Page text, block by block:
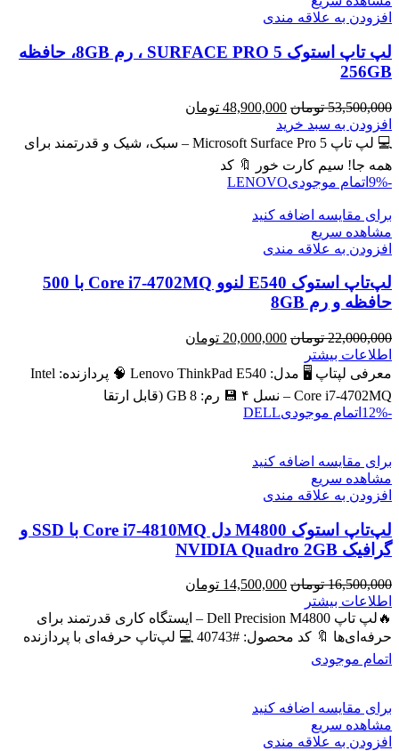
افزودن به علاقه مندی
لپ تاپ استوک SURFACE PRO 5 ، رم 8GB، حافظه
256GB
53,500,000 تومان قیمت
اصلی
53,500,000 تومان
48,900,000 تومان
48,900,000 تومان
افزودن به سبد خرید
💻 لپ تاپ Microsoft Surface Pro 5 – سبک، شیک و قدرتمند برای
همه جا! سیم کارت خور 🔖 کد
-9%
اتمام موجودیLENOVO
برای مقایسه اضافه کنید
مشاهده سریع
افزودن به علاقه مندی
لپ‌تاپ استوک E540 لنوو Core i7-4702MQ با 500
حافظه و رم 8GB
22,000,000 تومان قیمت
22,000,000 تومان
20,000,000 تومان
20,000,000 تومان
است.
اطلاعات بیشتر
معرفی لپتاپ 🖥️ مدل: Lenovo ThinkPad E540 🧠 پردازنده: Intel
Core i7‑4702MQ – نسل ۴ 💾 رم: 8 GB (قابل ارتقا
-12%
اتمام موجودیDELL
برای مقایسه اضافه کنید
مشاهده سریع
افزودن به علاقه مندی
لپ‌تاپ استوک M4800 دل Core i7-4810MQ با SSD و
گرافیک NVIDIA Quadro 2GB
16,500,000 تومان قیمت
16,500,000 تومان
بود.
14,500,000 تومان
14,500,000 تومان
است.
اطلاعات بیشتر
🔥لپ تاپ Dell Precision M4800 – ایستگاه کاری قدرتمند برای
حرفه‌ای‌ها 🔖 کد محصول: #40743 💻 لپ‌تاپ حرفه‌ای با پردازنده
اتمام موجودی
برای مقایسه اضافه کنید
مشاهده سریع
افزودن به علاقه مندی